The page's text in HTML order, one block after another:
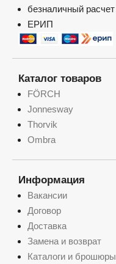
безналичный расчет
ЕРИП
Каталог товаров
FÖRCH
Jonnesway
Thorvik
Ombra
Информация
Вакансии
Договор
Доставка
Замена и возврат
Каталоги и брошюры